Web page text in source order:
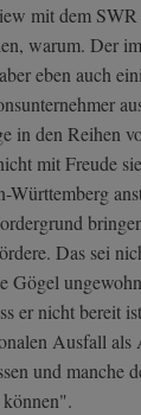
mit dem
warum. Der
eben auch
in den Reihen
mit Freude
Württemberg
Das sei
Gögel
er nicht bereit
Ausfall
und manche